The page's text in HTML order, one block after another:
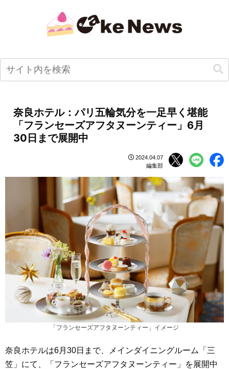
奈良ホテル：パリ五輪気分を一足早く堪能
「フランセーズアフタヌーンティー」6月
30日まで展開中
2024.04.07
編集部
「フランセーズアフタヌーンティー」イメージ
奈良ホテルは6月30日まで、メインダイニングルーム「三
笠」にて、「フランセーズアフタヌーンティー」を展開中